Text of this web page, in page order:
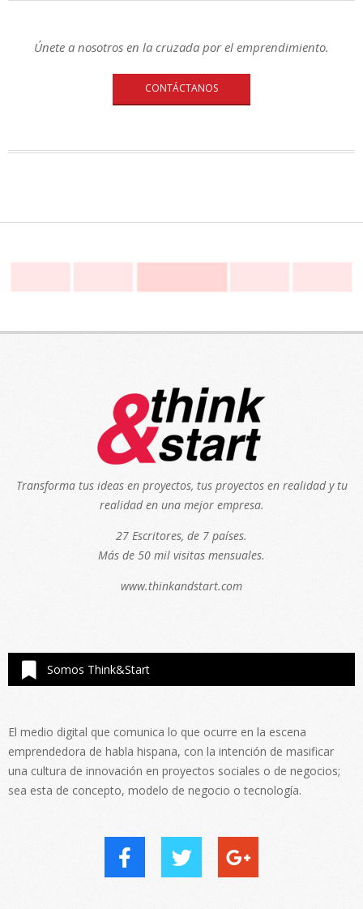
Únete a nosotros en la cruzada por el emprendimiento.
CONTÁCTANOS
Transforma tus ideas en proyectos, tus proyectos en realidad y tu
realidad en una mejor empresa.
27 Escritores, de 7 países.
Más de 50 mil visitas mensuales.
www.thinkandstart.com
Somos Think&Start
El medio digital que comunica lo que ocurre en la escena
emprendedora de habla hispana, con la intención de masificar
una cultura de innovación en proyectos sociales o de negocios;
sea esta de concepto, modelo de negocio o tecnología.